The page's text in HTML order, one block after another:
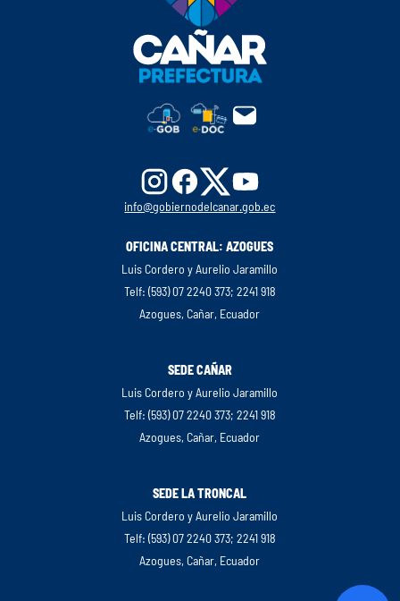
Estación de ferrocarril
Gruta Jesús del Gran Poder
Iglesia San Juan Bautista
Laguna de Suitocoha
info@gobiernodelcanar.gob.ec
OFICINA CENTRAL: AZOGUES
Luis Cordero y Aurelio Jaramillo
Telf: (593) 07 2240 373; 2241 918
Azogues, Cañar, Ecuador
SEDE CAÑAR
Luis Cordero y Aurelio Jaramillo
Telf: (593) 07 2240 373; 2241 918
Azogues, Cañar, Ecuador
SEDE LA TRONCAL
Luis Cordero y Aurelio Jaramillo
Telf: (593) 07 2240 373; 2241 918
Azogues, Cañar, Ecuador